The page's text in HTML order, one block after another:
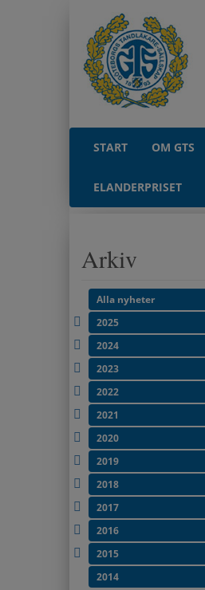
START OM GTS
ELANDERPRISET
Arkiv
Alla nyheter
2025
2024
2023
2022
2021
2020
2019
2018
2017
2016
2015
2014